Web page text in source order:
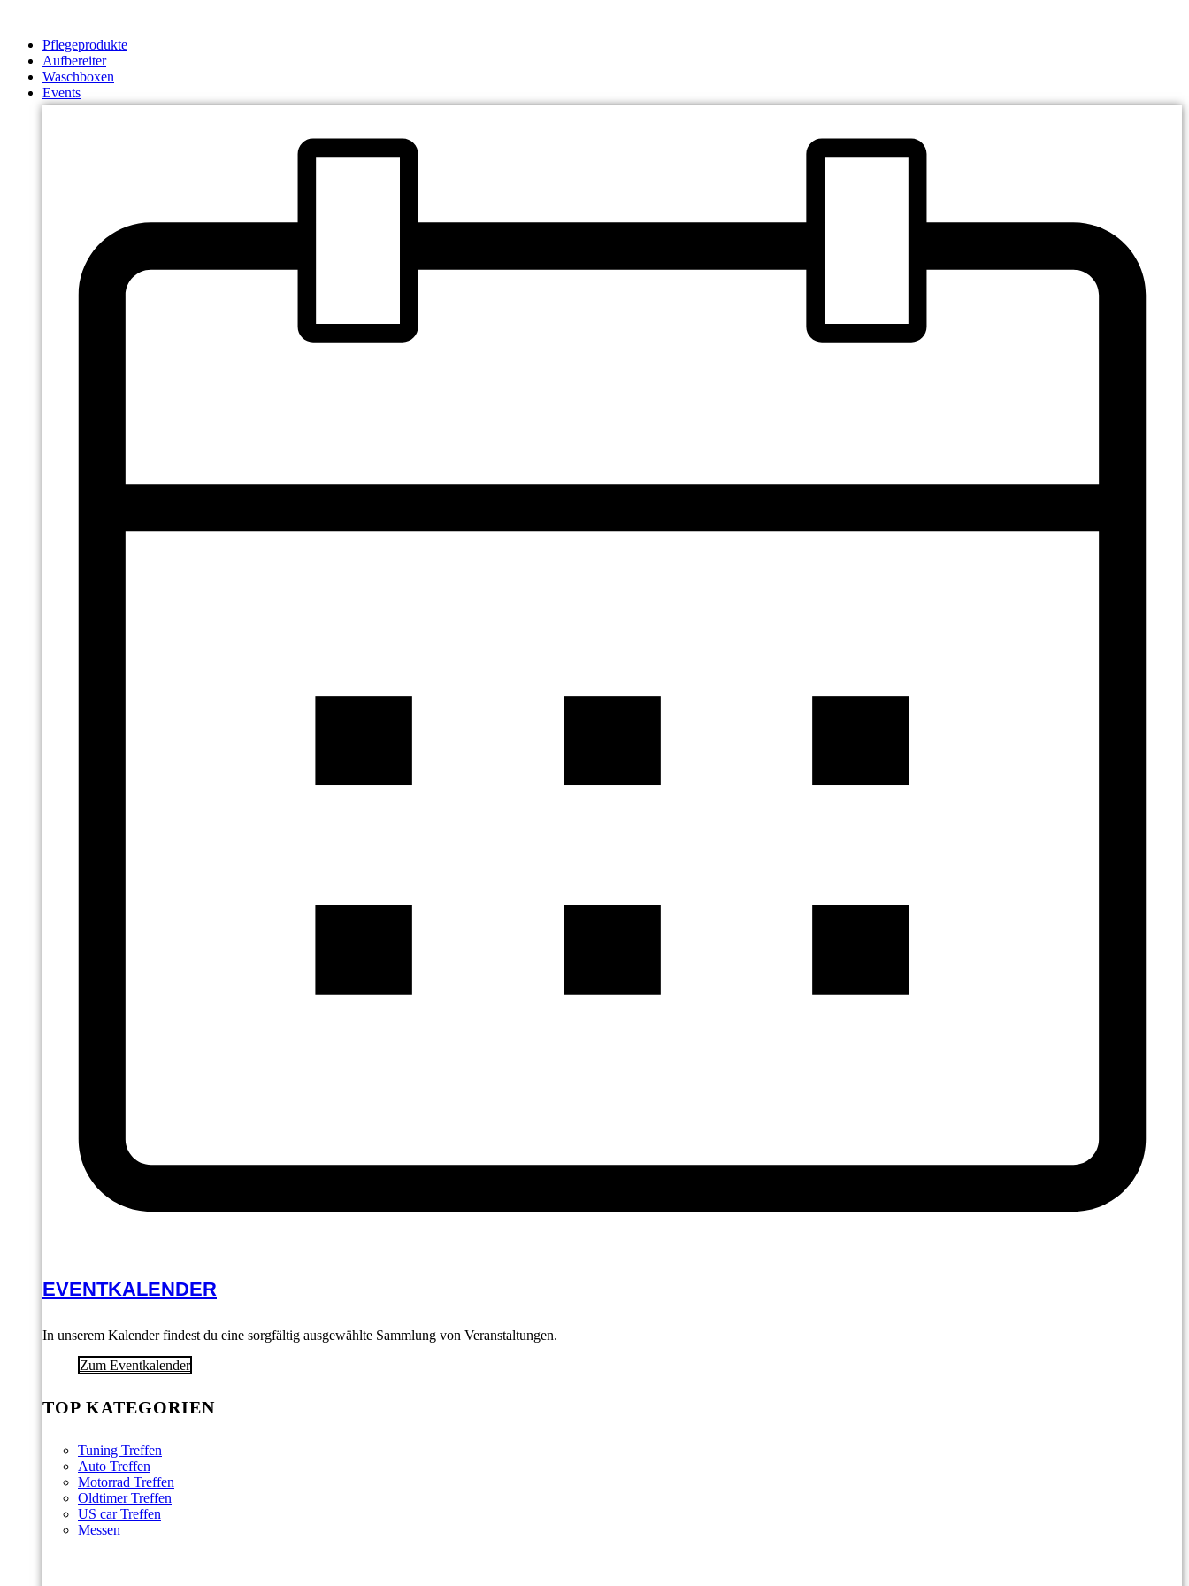
springenPflegeprodukte
Aufbereiter
Waschboxen
Events
EVENTKALENDER
In unserem Kalender findest du eine sorgfältig ausgewählte Sammlung von Veranstaltungen.
Zum Eventkalender
TOP KATEGORIEN
Tuning Treffen
Auto Treffen
Motorrad Treffen
Oldtimer Treffen
US car Treffen
Messen